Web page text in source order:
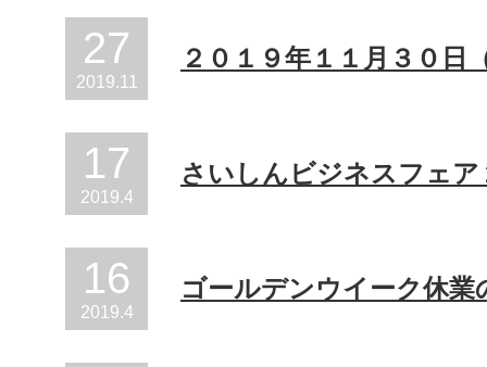
27
2019.11
２０１９年１１月３０日
17
2019.4
さいしんビジネスフェ
16
2019.4
ゴールデンウイーク休業